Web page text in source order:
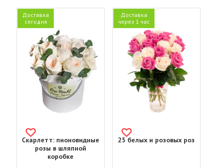
Доставка
сегодня
Скарлетт: пионовидные
розы в шляпной
коробке
Доставка
через 1 час
25 белых и розовых роз